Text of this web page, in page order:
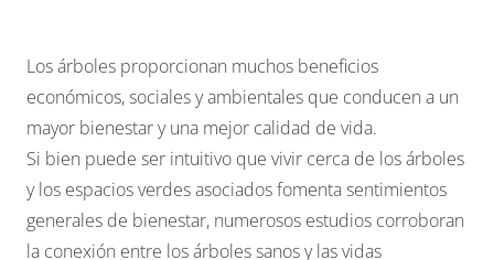
Los árboles proporcionan muchos beneficios
económicos, sociales y ambientales que conducen a un
mayor bienestar y una mejor calidad de vida.
Si bien puede ser intuitivo que vivir cerca de los árboles
y los espacios verdes asociados fomenta sentimientos
generales de bienestar, numerosos estudios corroboran
la conexión entre los árboles sanos y las vidas